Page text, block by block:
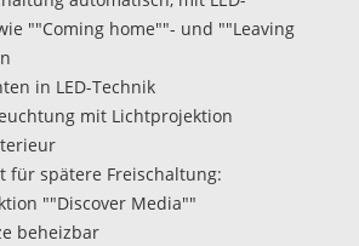
""Coming home""- und ""Leaving
in LED-Technik
mit Lichtprojektion
für spätere Freischaltung:
""Discover Media""
beheizbar